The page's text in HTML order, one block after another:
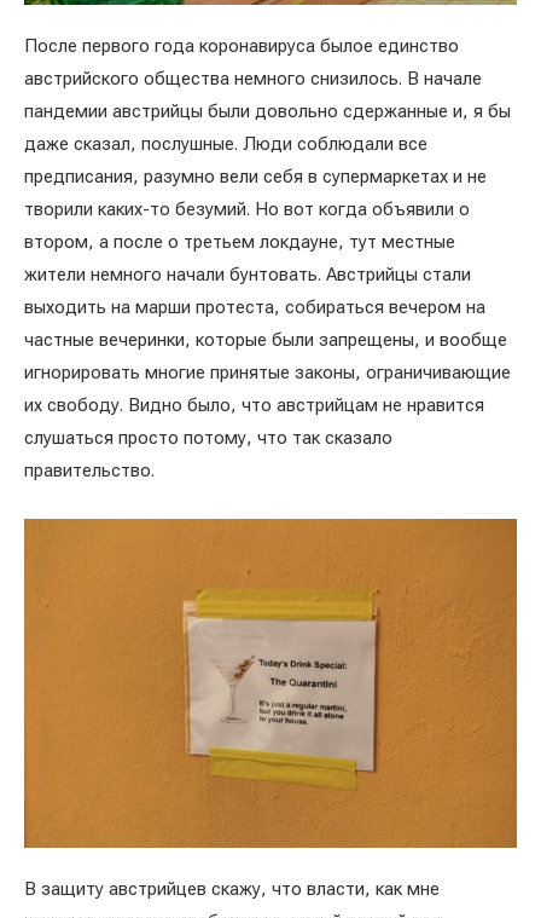
После первого года коронавируса былое единство
австрийского общества немного снизилось. В начале
пандемии австрийцы были довольно сдержанные и, я бы
даже сказал, послушные. Люди соблюдали все
предписания, разумно вели себя в супермаркетах и не
творили каких-то безумий. Но вот когда объявили о
втором, а после о третьем локдауне, тут местные
жители немного начали бунтовать. Австрийцы стали
выходить на марши протеста, собираться вечером на
частные вечеринки, которые были запрещены, и вообще
игнорировать многие принятые законы, ограничивающие
их свободу. Видно было, что австрийцам не нравится
слушаться просто потому, что так сказало
правительство.
В защиту австрийцев скажу, что власти, как мне